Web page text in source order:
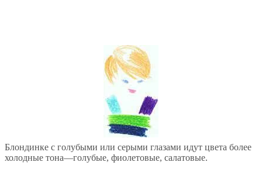
Блондинке с голубыми или серыми глазами идут цвета более
холодные тона—голубые, фиолетовые, салатовые.